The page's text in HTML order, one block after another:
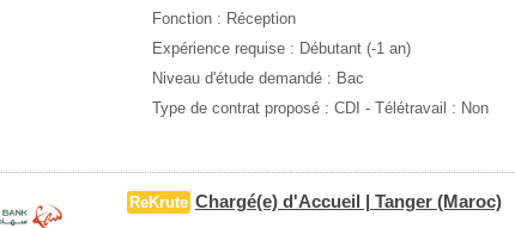
Fonction : Réception
Expérience requise : Débutant (-1 an)
Niveau d'étude demandé : Bac
Type de contrat proposé : CDI - Télétravail : Non
ReKrute Chargé(e) d'Accueil | Tanger (Maroc)